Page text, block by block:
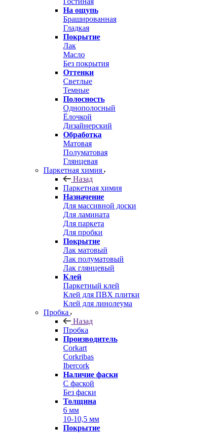
На ощупь
Брашированная
Гладкая
Покрытие
Лак
Масло
Без покрытия
Оттенки
Светлые
Темные
Полосность
Однополосный
Ёлочкой
Дизайнерский
Обработка
Матовая
Полуматовая
Глянцевая
Паркетная химия
Назад
Паркетная химия
Назначение
Для массивной доски
Для ламината
Для паркета
Для пробки
Покрытие
Лак матовый
Лак полуматовый
Лак глянцевый
Клей
Паркетный клей
Клей для ПВХ плитки
Клей для линолеума
Пробка
Назад
Пробка
Производитель
Corkart
Corkribas
Ibercork
Наличие фаски
С фаской
Без фаски
Толщина
6 мм
10-10,5 мм
Покрытие